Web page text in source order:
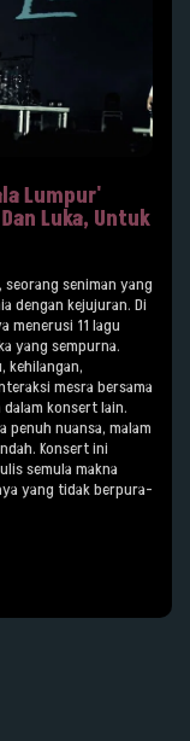
Lumpur'
Luka, Untuk
seorang seniman yang
dengan kejujuran. Di
menerusi 11 lagu
yang sempurna.
kehilangan,
mesra bersama
konsert lain.
penuh nuansa, malam
Konsert ini
semula makna
yang tidak berpura-